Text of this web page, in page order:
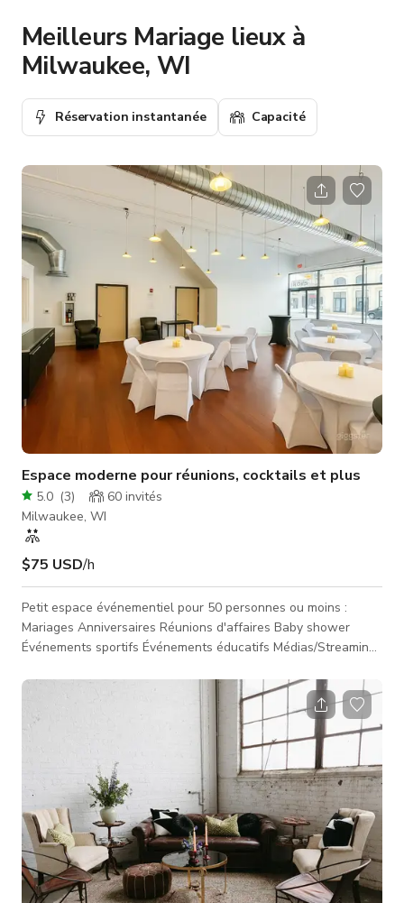
Meilleurs Mariage lieux à
Milwaukee, WI
Réservation instantanée Capacité
Espace moderne pour réunions, cocktails et plus
5.0 (3) 60 invités
Milwaukee, WI
$75 USD/h
Petit espace événementiel pour 50 personnes ou moins :
Mariages Anniversaires Réunions d'affaires Baby shower
Événements sportifs Événements éducatifs Médias/Streaming
Haut-parleur Bluetooth Télévision 65 pouces